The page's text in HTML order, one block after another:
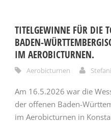
TITELGEWINNE FÜR DIE
BADEN-
IM AEROBICTURNEN.
Aerobicturnen
Am 16.5.2026 war die
der offenen Baden-
im Aerobicturnen in